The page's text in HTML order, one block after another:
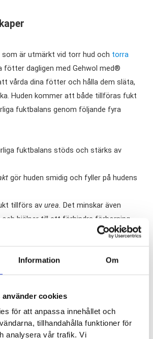
Information Om
använder cookies
för att anpassa innehållet och
tillhandahålla funktioner för
analysera vår trafik. Vi
är utmärkt vid torr hud och torra
fötter dagligen med Gehwol med®
vårda dina fötter och hålla dem släta,
Huden kommer att både tillföras fukt
fuktbalans genom följande fyra
fuktbalans stöds och stärks av
gör huden smidig och fyller på hudens
tillförs av urea. Det minskar även
hjälper till att förhindra förhorning.
huden från fuktförlust.
det här är en tryckbehållare ska
för temperaturer över 50°C.